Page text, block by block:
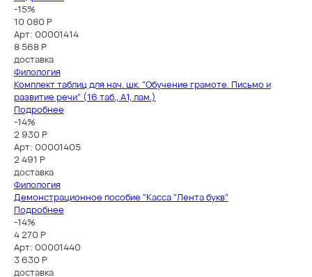
-15%
10 080 Р
Арт: 00001414
8 568Р
доставка
Филология
Комплект таблиц для нач. шк. "Обучение грамоте. Письмо и
развитие речи" (16 таб., А1, лам.)
Подробнее
-14%
2 930 Р
Арт: 00001405
2 491 Р
доставка
Филология
Демонстрационное пособие "Касса "Лента букв"
Подробнее
-14%
4 270 Р
Арт: 00001440
3 630Р
доставка